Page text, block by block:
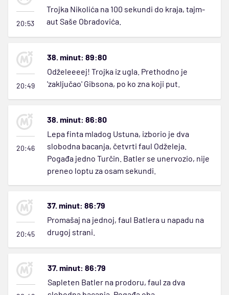
20:53
Trojka Nikolića na 100 sekundi do kraja, tajm-
aut Saše Obradovića.
20:49
38. minut: 89:80
Odželeeeej! Trojka iz ugla. Prethodno je
'zaključao' Gibsona, po ko zna koji put.
20:46
38. minut: 86:80
Lepa finta mladog Ustuna, izborio je dva
slobodna bacanja, četvrti faul Odželeja.
Pogađa jedno Turčin. Batler se unervozio, nije
preneo loptu za osam sekundi.
20:45
37. minut: 86:79
Promašaj na jednoj, faul Batlera u napadu na
drugoj strani.
37. minut: 86:79
Sapleten Batler na prodoru, faul za dva